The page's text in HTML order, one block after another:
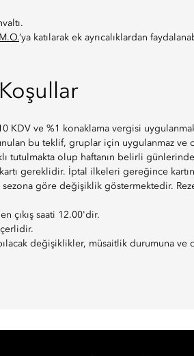
’ya katılarak ek ayrıcalıklardan
KDV ve %1 konaklama vergisi
bu teklif, gruplar için uygulanmaz
tutulmakta olup haftanın belirli
kartı gereklidir. İptal ilkeleri gereğince
göre değişiklik göstermektedir.
çıkış saati 12.00'dir.
değişiklikler, müsaitlik durumuna ve